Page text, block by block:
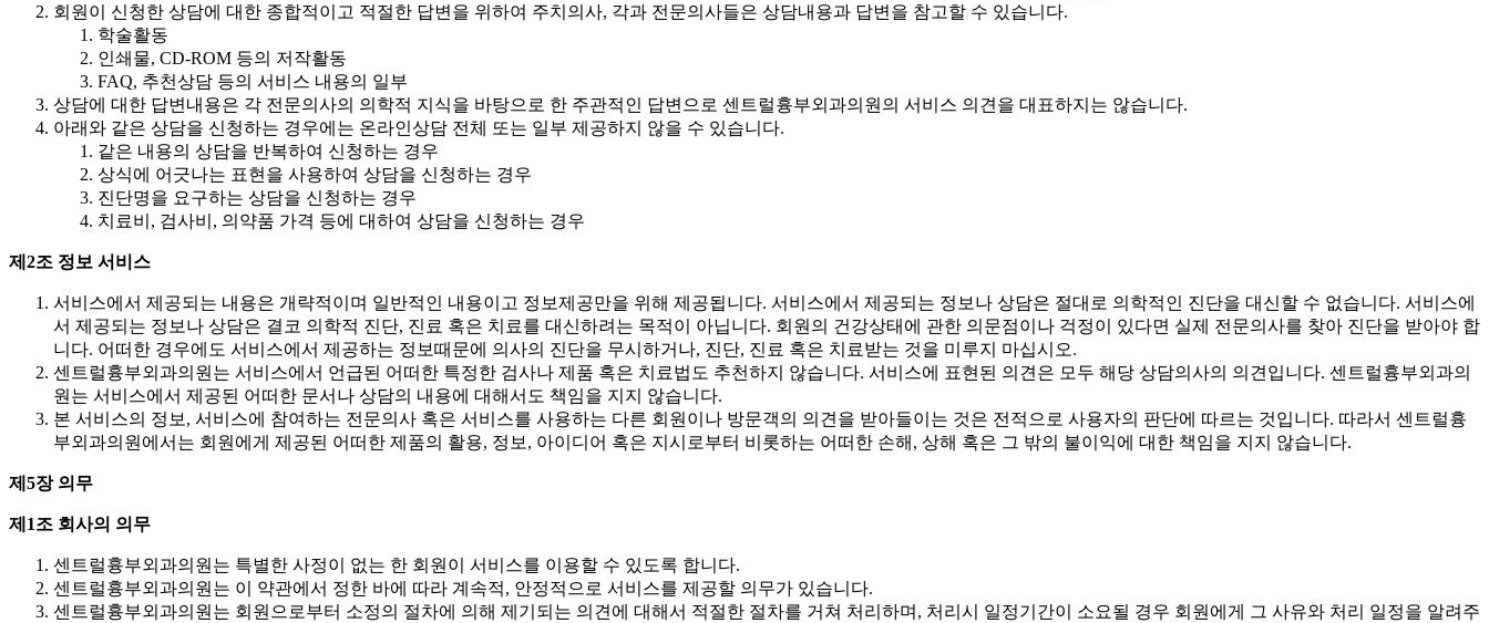
회원이 신청한 상담에 대한 종합적이고 적절한 답변을 위하여 주치의사, 각과 전문의사들은 상담내용과 답변을 참고할 수 있습니다.
학술활동
인쇄물, CD-ROM 등의 저작활동
FAQ, 추천상담 등의 서비스 내용의 일부
상담에 대한 답변내용은 각 전문의사의 의학적 지식을 바탕으로 한 주관적인 답변으로 센트럴흉부외과의원의 서비스 의견을 대표하지는 않습니다.
아래와 같은 상담을 신청하는 경우에는 온라인상담 전체 또는 일부 제공하지 않을 수 있습니다.
같은 내용의 상담을 반복하여 신청하는 경우
상식에 어긋나는 표현을 사용하여 상담을 신청하는 경우
진단명을 요구하는 상담을 신청하는 경우
치료비, 검사비, 의약품 가격 등에 대하여 상담을 신청하는 경우
제2조 정보 서비스
서비스에서 제공되는 내용은 개략적이며 일반적인 내용이고 정보제공만을 위해 제공됩니다. 서비스에서 제공되는 정보나 상담은 절대로 의학적인 진단을 대신할 수 없습니다. 서비스에
서 제공되는 정보나 상담은 결코 의학적 진단, 진료 혹은 치료를 대신하려는 목적이 아닙니다. 회원의 건강상태에 관한 의문점이나 걱정이 있다면 실제 전문의사를 찾아 진단을 받아야 합
니다. 어떠한 경우에도 서비스에서 제공하는 정보때문에 의사의 진단을 무시하거나, 진단, 진료 혹은 치료받는 것을 미루지 마십시오.
센트럴흉부외과의원는 서비스에서 언급된 어떠한 특정한 검사나 제품 혹은 치료법도 추천하지 않습니다. 서비스에 표현된 의견은 모두 해당 상담의사의 의견입니다. 센트럴흉부외과의
원는 서비스에서 제공된 어떠한 문서나 상담의 내용에 대해서도 책임을 지지 않습니다.
본 서비스의 정보, 서비스에 참여하는 전문의사 혹은 서비스를 사용하는 다른 회원이나 방문객의 의견을 받아들이는 것은 전적으로 사용자의 판단에 따르는 것입니다. 따라서 센트럴흉
부외과의원에서는 회원에게 제공된 어떠한 제품의 활용, 정보, 아이디어 혹은 지시로부터 비롯하는 어떠한 손해, 상해 혹은 그 밖의 불이익에 대한 책임을 지지 않습니다.
제5장 의무
제1조 회사의 의무
센트럴흉부외과의원는 특별한 사정이 없는 한 회원이 서비스를 이용할 수 있도록 합니다.
센트럴흉부외과의원는 이 약관에서 정한 바에 따라 계속적, 안정적으로 서비스를 제공할 의무가 있습니다.
센트럴흉부외과의원는 회원으로부터 소정의 절차에 의해 제기되는 의견에 대해서 적절한 절차를 거쳐 처리하며, 처리시 일정기간이 소요될 경우 회원에게 그 사유와 처리 일정을 알려주